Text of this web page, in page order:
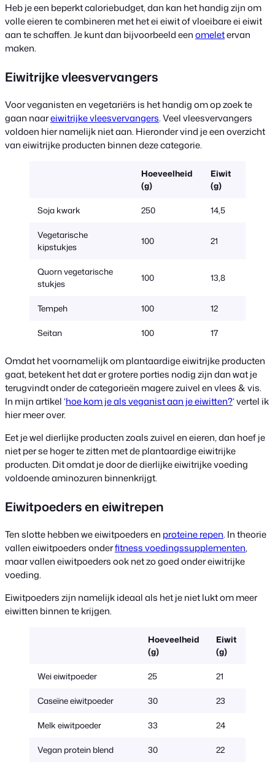
Heb je een beperkt caloriebudget, dan kan het handig zijn om
volle eieren te combineren met het ei eiwit of vloeibare ei eiwit
aan te schaffen. Je kunt dan bijvoorbeeld eenomeletervan
maken.
Eiwitrijke vleesvervangers
Voor veganisten en vegetariërs is het handig om op zoek te
gaan naareiwitrijke vleesvervangers. Veel vleesvervangers
voldoen hier namelijk niet aan. Hieronder vind je een overzicht
van eiwitrijke producten binnen deze categorie.
Hoeveelheid
(g)
Eiwit
(g)
Soja kwark 250 14,5
Vegetarische
kipstukjes
100 21
Quorn vegetarische
stukjes
100 13,8
Tempeh 100 12
Seitan 100 17
Omdat het voornamelijk om plantaardige eiwitrijke producten
gaat, betekent het dat er grotere porties nodig zijn dan wat je
terugvindt onder de categorieën magere zuivel en vlees & vis.
In mijn artikel ‘hoe kom je als veganist aan je eiwitten?‘ vertel ik
hier meer over.
Eet je wel dierlijke producten zoals zuivel en eieren, dan hoef je
niet per se hoger te zitten met de plantaardige eiwitrijke
producten. Dit omdat je door de dierlijke eiwitrijke voeding
voldoende aminozuren binnenkrijgt.
Eiwitpoeders en eiwitrepen
Ten slotte hebben we eiwitpoeders en proteine repen. In theorie
vallen eiwitpoeders onderfitness voedingssupplementen,
maar vallen eiwitpoeders ook net zo goed onder eiwitrijke
voeding.
Eiwitpoeders zijn namelijk ideaal als het je niet lukt om meer
eiwitten binnen te krijgen.
Hoeveelheid
(g)
Eiwit
(g)
Wei eiwitpoeder 25 21
Caseïne eiwitpoeder 30 23
Melk eiwitpoeder 33 24
Vegan protein blend 30 22